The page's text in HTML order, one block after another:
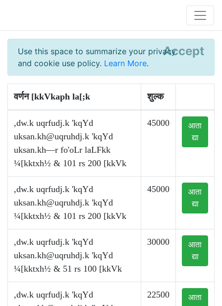
Use this space to summarize your privacy
and cookie use policy. Learn More.
Accept
वर्णन [kkVkaph la[;k शुल्क
,dw.k uqrfudj.k 'kqYd
uksan.kh@uqruhdj.k 'kqYd
uksan.kh—r fo'oLr laLFkk
¼[kktxh½ & 101 rs 200 [kkVk
45000
आता
द्या
,dw.k uqrfudj.k 'kqYd
uksan.kh@uqruhdj.k 'kqYd
¼[kktxh½ & 101 rs 200 [kkVk
45000
आता
द्या
,dw.k uqrfudj.k 'kqYd
uksan.kh@uqruhdj.k 'kqYd
¼[kktxh½ & 51 rs 100 [kkVk
30000
आता
द्या
,dw.k uqrfudj.k 'kqYd
22500
आता